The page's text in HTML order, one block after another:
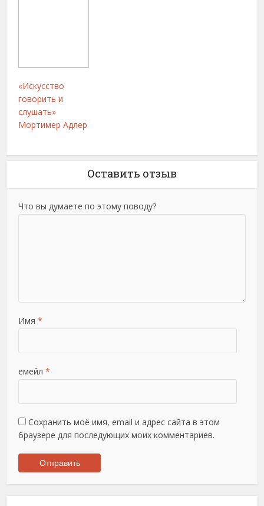
«Искусство
говорить и
слушать»
Мортимер Адлер
Оставить отзыв
Что вы думаете по этому поводу?
Имя *
емейл *
Сохранить моё имя, email и адрес сайта в этом
браузере для последующих моих комментариев.